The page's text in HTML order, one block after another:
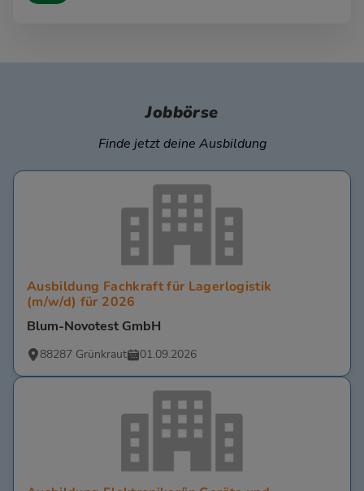
Jobbörse
Finde jetzt deine Ausbildung
Ausbildung Fachkraft für Lagerlogistik
(m/w/d) für 2026
Blum-Novotest GmbH
88287 Grünkraut 01.09.2026